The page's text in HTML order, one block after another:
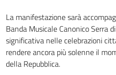
La manifestazione sarà
Banda Musicale Canonico Serra
significativa nelle celebrazioni
rendere ancora più solenne il
della Repubblica.